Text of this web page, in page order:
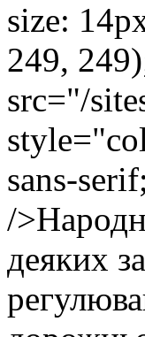
size:
249,
src="/
sans-
/
деяких